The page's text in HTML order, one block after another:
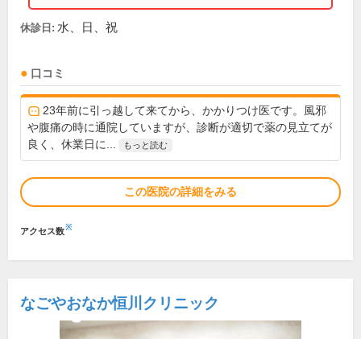
休診日: 水、日、祝
口コミ
23年前に引っ越して来てから、かかりつけ医です。風邪
や腹痛の時に通院していますが、診断が適切で薬の見立てが
良く、休業日に...
もっと読む
この医院の詳細をみる
アクセス数※
なごやおなか恒川クリニック